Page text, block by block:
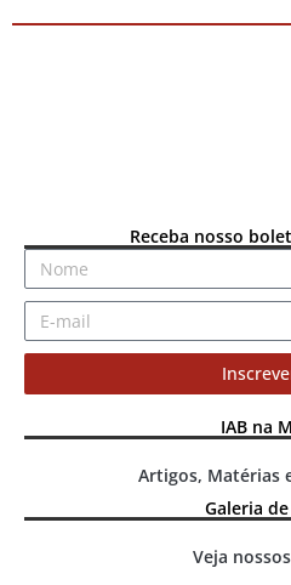
Receba nosso
IAB na
Artigos, Matérias
Galeria
Veja